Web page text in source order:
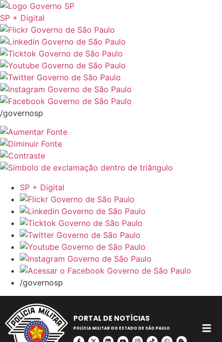
SP + Digital
/governosp
SP + Digital
/governosp
PORTAL DE NOTÍCIAS
POLÍCIA MILITAR DO ESTADO DE SÃO PAULO